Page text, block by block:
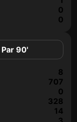
0
0
Par 90'
8
707
0
328
14